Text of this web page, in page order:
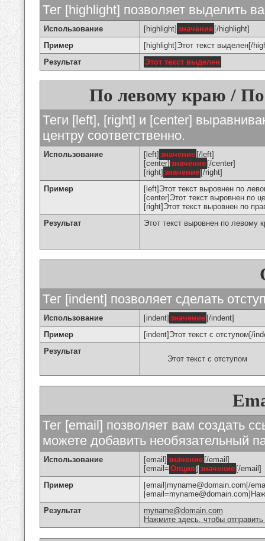
Тег [highlight] позволяет выделить
Использование [highlight] значение [/highlight]
Пример
[highlight]Этот текст выделен[/
Результат
Этот текст выделен
По левому краю /
Теги [left], [right] и [center]
центру соответственно.
Использование [left] значение [/left]
[center] значение [/center]
[right] значение [/right]
Пример
[left]Этот текст выровнен по
[center]Этот текст выровнен по
[right]Этот текст выровнен по
Результат
Этот текст выровнен по левому
Тег [indent] позволяет сделать
Использование [indent] значение [/indent]
Пример
[indent]Этот текст с отступом[/
Результат
Этот текст с отступом
Тег [email] позволяет вам создать
можете добавить необязательный
Использование [email] значение [/email]
[email= Опция ] значение [/email]
Пример
[email]myname@domain.com[/
Результат
myname@domain.com
Нажмите здесь, чтобы